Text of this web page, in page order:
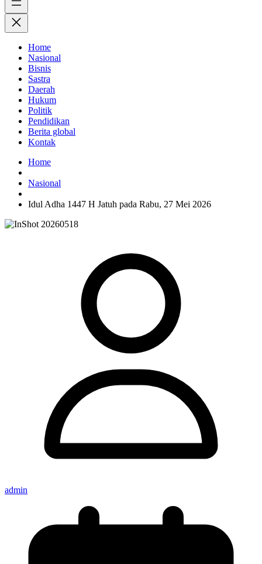
Home
Nasional
Bisnis
Sastra
Daerah
Hukum
Politik
Pendidikan
Berita global
Kontak
Home
Nasional
Idul Adha 1447 H Jatuh pada Rabu, 27 Mei 2026
admin